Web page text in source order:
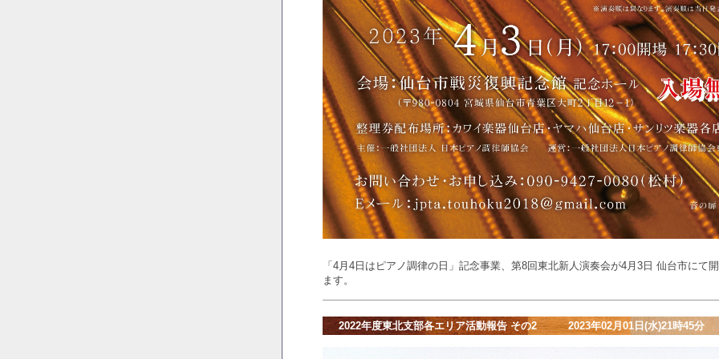
「4月4日はピアノ調律の日」記念事業、第8回東北新人演奏会が4月3日 仙台市にて
ます。
2022年度東北支部各エリア活動報告 その2 2023年02月01日(水)21時45分